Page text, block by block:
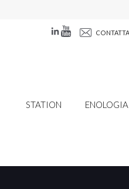
STATION ENOLOGIA